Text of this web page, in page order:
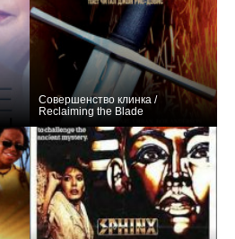
Совершенство клинка /
Reclaiming the Blade